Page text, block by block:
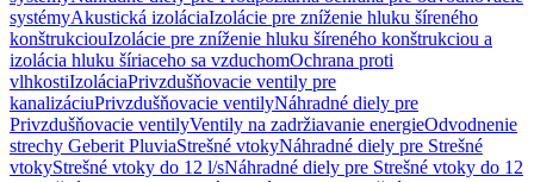
systémyAkustická izoláciaIzolácie pre zníženie hluku šíreného
konštrukciouIzolácie pre zníženie hluku šíreného konštrukciou a
izolácia hluku šíriaceho sa vzduchomOchrana proti
vlhkostiIzoláciaPrivzdušňovacie ventily pre
kanalizáciuPrivzdušňovacie ventilyNáhradné diely pre
Privzdušňovacie ventilyVentily na zadržiavanie energieOdvodnenie
strechy Geberit PluviaStrešné vtokyNáhradné diely pre Strešné
vtokyStrešné vtoky do 12 l/sNáhradné diely pre Strešné vtoky do 12